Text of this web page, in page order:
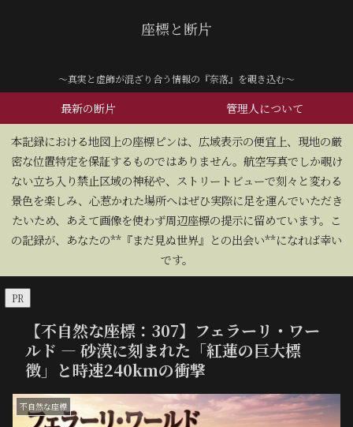
座標と断片
～真実と虚飾が混ざり合う情報の『奈落』を覗き込む～
最新の断片 管理人について
​本記録における地図上の座標ピンは、広域表示の便宜上、現地の厳
密な位置特定を保証するものではありません。航空写真でしか覗け
ない立ち入り禁止区域の神秘や、ストリートビューで刻々と変わる
景色を楽しみ、心惹かれた場所へはぜひ実際に足を運んでいただき
たいため、あえて画像を使わず周辺座標の提示に留めています。こ
の記録が、あなたの**『まだ見ぬ世界』との出会い**になれば幸い
です。
PR
【不自然な座標：307】フェラーリ・ワー
ルド — 砂漠に刻まれた「紅蓮の巨大標
徴」と時速240kmの衝撃
不自然な座標